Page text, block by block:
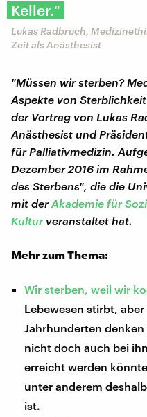
Keller."
Lukas Radbruch,
Zeit als Anästhesist
"Müssen wir sterben?
Aspekte von
der Vortrag von Lukas
Anästhesist und
für Palliativmedizin.
Dezember 2016 im
des Sterbens", die die
mit derAkademie für
Kulturveranstaltet hat.
Mehr zum Thema:
Wir sterben, weil wir
Lebewesen stirbt,
Jahrhunderten
nicht doch auch bei
erreicht werden
unter anderem
ist.